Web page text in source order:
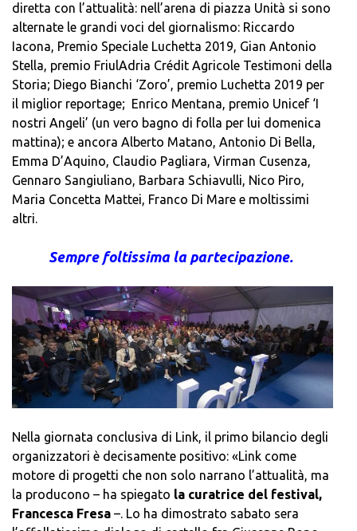
diretta con l’attualità: nell’arena di piazza Unità si sono
alternate le grandi voci del giornalismo: Riccardo
Iacona, Premio Speciale Luchetta 2019, Gian Antonio
Stella, premio FriulAdria Crédit Agricole Testimoni della
Storia; Diego Bianchi ‘Zoro’, premio Luchetta 2019 per
il miglior reportage; Enrico Mentana, premio Unicef ‘I
nostri Angeli’ (un vero bagno di folla per lui domenica
mattina); e ancora Alberto Matano, Antonio Di Bella,
Emma D’Aquino, Claudio Pagliara, Virman Cusenza,
Gennaro Sangiuliano, Barbara Schiavulli, Nico Piro,
Maria Concetta Mattei, Franco Di Mare e moltissimi
altri.
Sempre foltissima la partecipazione.
Nella giornata conclusiva di Link, il primo bilancio degli
organizzatori è decisamente positivo: «Link come
motore di progetti che non solo narrano l’attualità, ma
la producono – ha spiegato la curatrice del festival,
Francesca Fresa –. Lo ha dimostrato sabato sera